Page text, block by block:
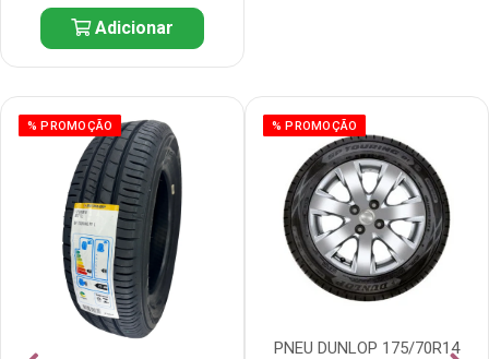
Adicionar
% PROMOÇÃO % PROMOÇÃO
PNEU DUNLOP 175/70R14